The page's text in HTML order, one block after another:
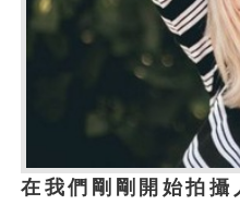
在我們剛剛開始拍攝